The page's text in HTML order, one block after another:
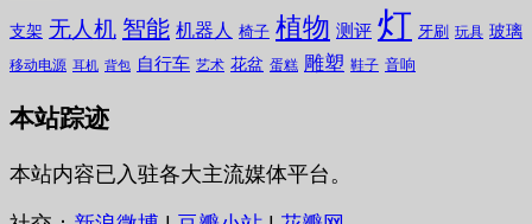
支架 无人机 智能 机器人 椅子 植物 测评 灯 牙刷 玩具 玻璃
移动电源 耳机 背包 自行车 艺术 花盆 蛋糕 雕塑 鞋子 音响
本站踪迹
本站内容已入驻各大主流媒体平台。